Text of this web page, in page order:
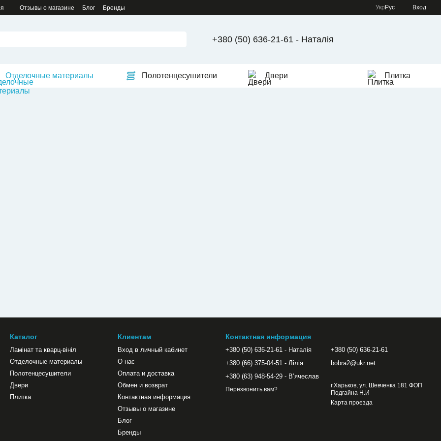
Отзывы о магазине Блог Бренды Укр Рус Вход
+380 (50) 636-21-61 - Наталія
Отделочные материалы Полотенцесушители Двери Плитка
Каталог
Ламінат та кварц-вініл
Отделочные материалы
Полотенцесушители
Двери
Плитка
Клиентам
Вход в личный кабинет
О нас
Оплата и доставка
Обмен и возврат
Контактная информация
Отзывы о магазине
Блог
Бренды
Контактная информация
+380 (50) 636-21-61 - Наталія
+380 (66) 375-04-51 - Лілія
+380 (63) 948-54-29 - Вʼячеслав
Перезвонить вам?
+380 (50) 636-21-61
bobra2@ukr.net
г.Харьков, ул. Шевченка 181 ФОП
Подгайна Н.И
Карта проезда